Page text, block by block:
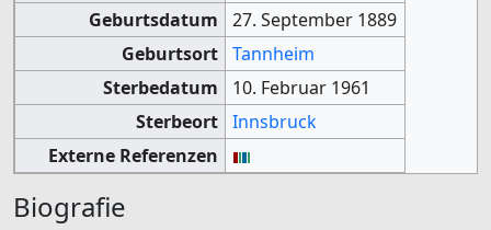
Geburtsdatum
27. September 1889
Geburtsort
Tannheim
Sterbedatum
10. Februar 1961
Sterbeort
Innsbruck
Externe Referenzen
Biografie